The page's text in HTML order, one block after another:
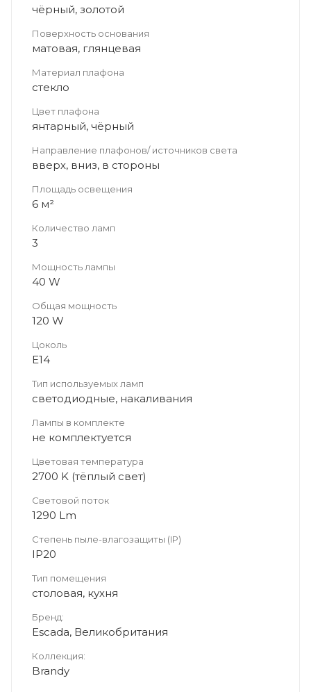
чёрный, золотой
Поверхность основания
матовая, глянцевая
Материал плафона
стекло
Цвет плафона
янтарный, чёрный
Направление плафонов/ источников света
вверх, вниз, в стороны
Площадь освещения
6 м²
Количество ламп
3
Мощность лампы
40 W
Общая мощность
120 W
Цоколь
Е14
Тип используемых ламп
светодиодные, накаливания
Лампы в комплекте
не комплектуется
Цветовая температура
2700 K (тёплый свет)
Световой поток
1290 Lm
Степень пыле-влагозащиты (IP)
IP20
Тип помещения
столовая, кухня
Бренд:
Escada, Великобритания
Коллекция:
Brandy